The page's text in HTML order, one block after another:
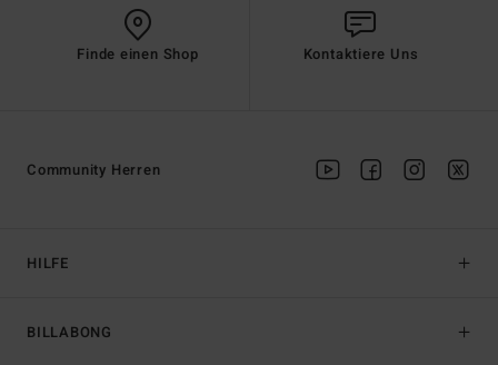
Finde einen Shop Kontaktiere Uns
HILFE
BILLABONG
Community Herren